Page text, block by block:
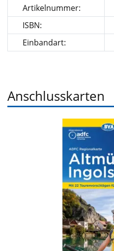
Artikelnummer:
ISBN:
Einbandart:
Anschlusskarten